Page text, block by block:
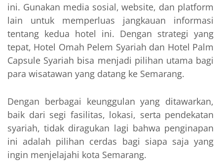
ini. Gunakan media sosial, website, dan platform
lain untuk memperluas jangkauan informasi
tentang kedua hotel ini. Dengan strategi yang
tepat, Hotel Omah Pelem Syariah dan Hotel Palm
Capsule Syariah bisa menjadi pilihan utama bagi
para wisatawan yang datang ke Semarang.
Dengan berbagai keunggulan yang ditawarkan,
baik dari segi fasilitas, lokasi, serta pendekatan
syariah, tidak diragukan lagi bahwa penginapan
ini adalah pilihan cerdas bagi siapa saja yang
ingin menjelajahi kota Semarang.